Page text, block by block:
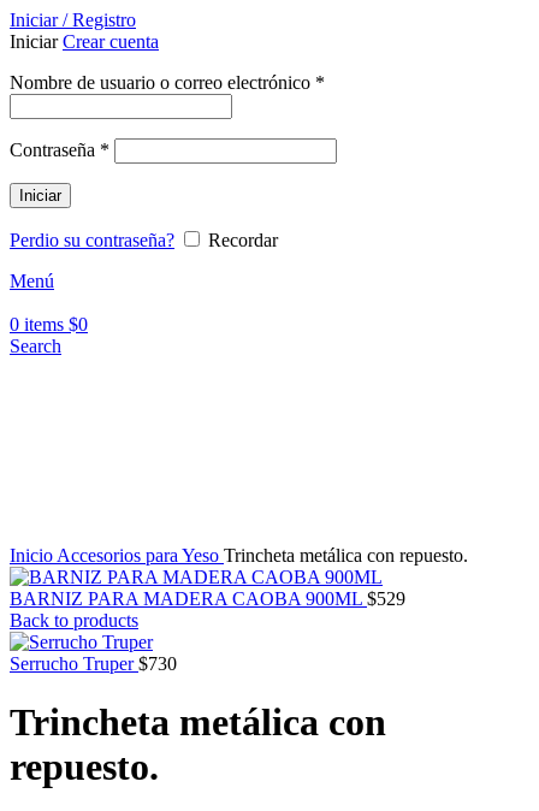
Iniciar / Registro
IniciarCrear cuenta
Nombre de usuario o correo electrónico *
Contraseña *
Iniciar
Perdio su contraseña?
Recordar
Menú
0 items $0
Search
Inicio Accesorios para Yeso Trincheta metálica con repuesto.
BARNIZ PARA MADERA CAOBA 900ML $529
Back to products
Serrucho Truper$730
Trincheta metálica con
repuesto.